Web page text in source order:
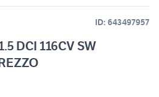
ID: 643497957
DCI 116CV SW